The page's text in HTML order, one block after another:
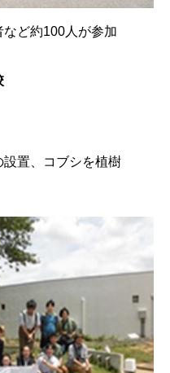
ど約100人が参加
置、コブシを植樹